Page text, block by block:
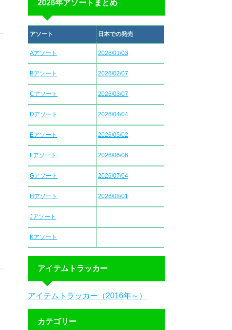
2026年アソートまとめ
アソート 日本での発売
Aアソート 2026/01/03
Bアソート 2026/02/07
Cアソート 2026/03/07
Dアソート 2026/04/04
Eアソート 2026/05/02
Fアソート 2026/06/06
Gアソート 2026/07/04
Hアソート 2026/08/01
Jアソート
Kアソート
アイテムトラッカー
アイテムトラッカー（2016年～）
カテゴリー